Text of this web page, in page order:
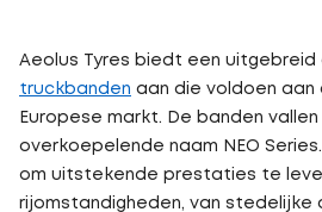
Aeolus Tyres biedt een uitgebreid
truckbanden aan die voldoen aan
Europese markt. De banden
overkoepelende naam NEO
om uitstekende prestaties te
rijomstandigheden, van